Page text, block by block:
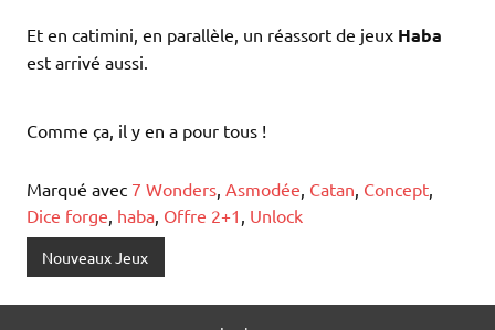
Et en catimini, en parallèle, un réassort de jeux Haba
est arrivé aussi.
Comme ça, il y en a pour tous !
Marqué avec 7 Wonders, Asmodée, Catan, Concept,
Dice forge, haba, Offre 2+1 , Unlock
Nouveaux Jeux